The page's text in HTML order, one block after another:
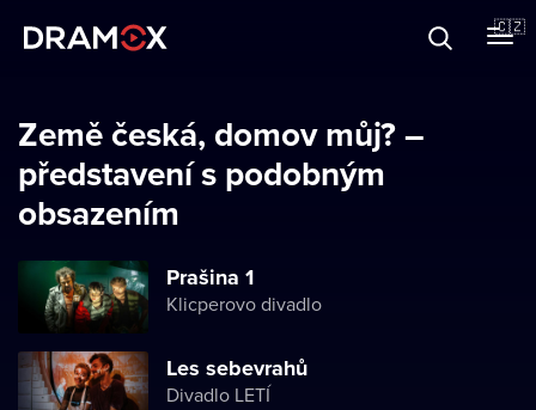
🇨🇿
Země česká, domov můj? –
představení s podobným
obsazením
Prašina 1
Klicperovo divadlo
Les sebevrahů
Divadlo LETÍ